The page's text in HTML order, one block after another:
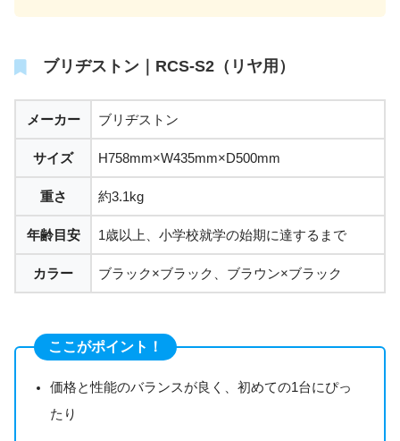
ブリヂストン｜RCS-S2（リヤ用）
メーカー ブリヂストン
サイズ H758mm×W435mm×D500mm
重さ 約3.1kg
年齢目安 1歳以上、小学校就学の始期に達するまで
カラー ブラック×ブラック、ブラウン×ブラック
ここがポイント！
価格と性能のバランスが良く、初めての1台にぴっ
たり